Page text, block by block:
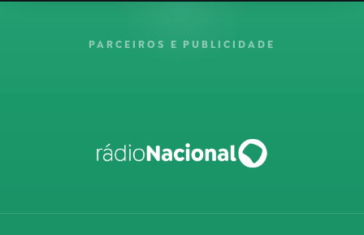
PARCEIROS E PUBLICIDADE